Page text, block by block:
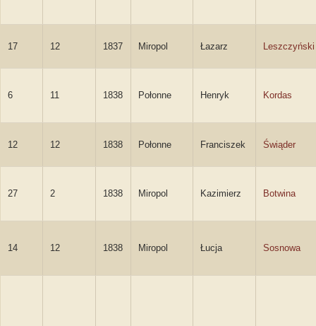
17 12 1837 Miropol Łazarz Leszczyński
6 11 1838 Połonne Henryk Kordas
12 12 1838 Połonne Franciszek Świąder
27 2 1838 Miropol Kazimierz Botwina
14 12 1838 Miropol Łucja Sosnowa